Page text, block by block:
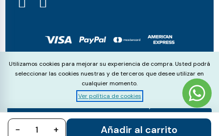
− + Añadir al carrito
© anphibius, 2026
Pago 100% seguros con:
Cookie Consent
Utilizamos cookies para mejorar su experiencia de compra. Usted podrá
seleccionar las cookies nuestras y de terceros que desee utilizar en
cualquier momento.
Ver política de cookies
Aceptar
todo
Rechazar
todo
Configurar
cookies